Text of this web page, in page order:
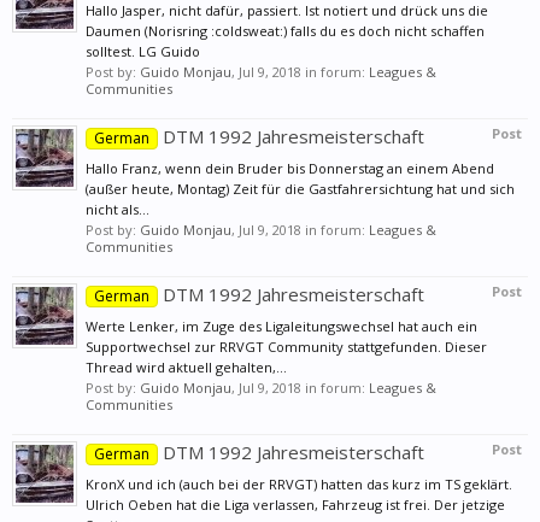
Hallo Jasper, nicht dafür, passiert. Ist notiert und drück uns die
Daumen (Norisring :coldsweat:) falls du es doch nicht schaffen
solltest. LG Guido
Post by: Guido Monjau, Jul 9, 2018 in forum: Leagues &
Communities
Post
German DTM 1992 Jahresmeisterschaft
Hallo Franz, wenn dein Bruder bis Donnerstag an einem Abend
(außer heute, Montag) Zeit für die Gastfahrersichtung hat und sich
nicht als...
Post by: Guido Monjau, Jul 9, 2018 in forum: Leagues &
Communities
Post
German DTM 1992 Jahresmeisterschaft
Werte Lenker, im Zuge des Ligaleitungswechsel hat auch ein
Supportwechsel zur RRVGT Community stattgefunden. Dieser
Thread wird aktuell gehalten,...
Post by: Guido Monjau, Jul 9, 2018 in forum: Leagues &
Communities
Post
German DTM 1992 Jahresmeisterschaft
KronX und ich (auch bei der RRVGT) hatten das kurz im TS geklärt.
Ulrich Oeben hat die Liga verlassen, Fahrzeug ist frei. Der jetzige